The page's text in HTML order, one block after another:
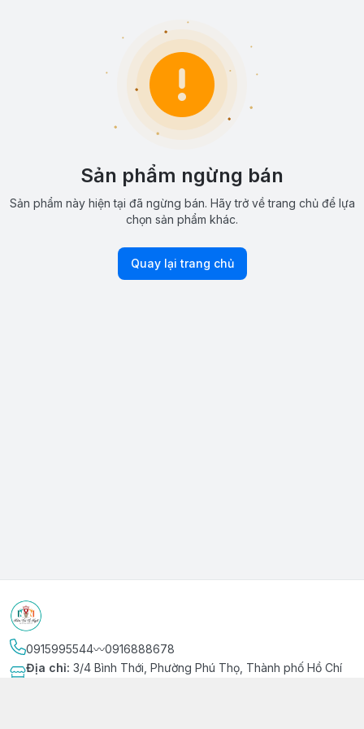
Sản phẩm ngừng bán
Sản phẩm này hiện tại đã ngừng bán. Hãy trở về trang chủ để lựa
chọn sản phẩm khác.
Quay lại trang chủ
0915995544〰️0916888678
Địa chỉ: 3/4 Bình Thới, Phường Phú Thọ, Thành phố Hồ Chí